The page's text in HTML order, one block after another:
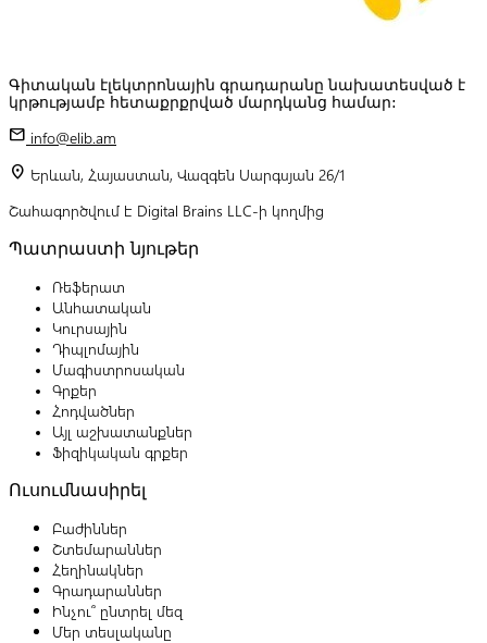
Գիտական էլեկտրոնային գրադարանը նախատեսված է
կրթությամբ հետաքրքրված մարդկանց համար:
mail info@elib.am
location_on Երևան, Հայաստան, Վազգեն Սարգսյան 26/1
Շահագործվում է Digital Brains LLC-ի կողմից
Պատրաստի նյութեր
Ռեֆերատ
Անհատական
Կուրսային
Դիպլոմային
Մագիստրոսական
Գրքեր
Հոդվածներ
Այլ աշխատանքներ
Ֆիզիկական գրքեր
Ուսումնասիրել
Բաժիններ
Շտեմարաններ
Հեղինակներ
Գրադարաններ
Ինչու՞ ընտրել մեզ
Մեր տեսլականը